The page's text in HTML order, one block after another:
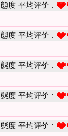
態度 平均评价 :
態度 平均评价 :
態度 平均评价 :
態度 平均评价 :
態度 平均评价 :